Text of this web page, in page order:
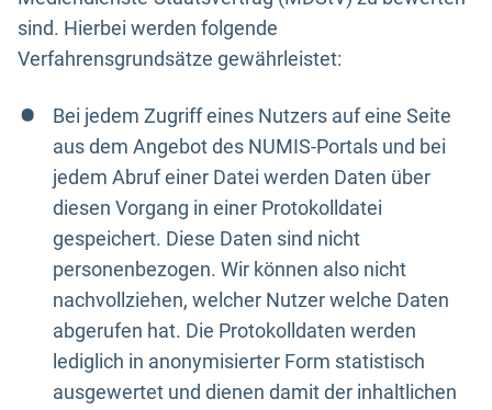
sind. Hierbei werden folgende
Verfahrensgrundsätze gewährleistet:
Bei jedem Zugriff eines Nutzers auf eine Seite
aus dem Angebot des NUMIS-Portals und bei
jedem Abruf einer Datei werden Daten über
diesen Vorgang in einer Protokolldatei
gespeichert. Diese Daten sind nicht
personenbezogen. Wir können also nicht
nachvollziehen, welcher Nutzer welche Daten
abgerufen hat. Die Protokolldaten werden
lediglich in anonymisierter Form statistisch
ausgewertet und dienen damit der inhaltlichen